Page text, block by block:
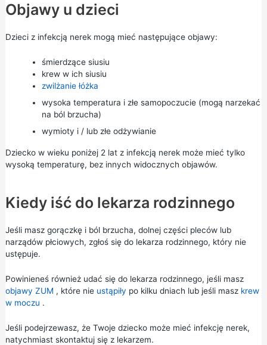
Objawy u dzieci
Dzieci z infekcją nerek mogą mieć następujące objawy:
śmierdzące siusiu
krew w ich siusiu
zwilżanie łóżka
wysoka temperatura i złe samopoczucie (mogą narzekać
na ból brzucha)
wymioty i / lub złe odżywianie
Dziecko w wieku poniżej 2 lat z infekcją nerek może mieć tylko
wysoką temperaturę, bez innych widocznych objawów.
Kiedy iść do lekarza rodzinnego
Jeśli masz gorączkę i ból brzucha, dolnej części pleców lub
narządów płciowych, zgłoś się do lekarza rodzinnego, który nie
ustępuje.
Powinieneś również udać się do lekarza rodzinnego, jeśli masz
objawy ZUM , które nie ustąpiły po kilku dniach lub jeśli masz krew
w moczu .
Jeśli podejrzewasz, że Twoje dziecko może mieć infekcję nerek,
natychmiast skontaktuj się z lekarzem.